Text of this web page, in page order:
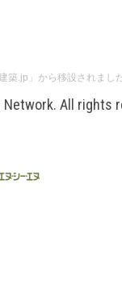
築.jp」から移設されまし
All rights